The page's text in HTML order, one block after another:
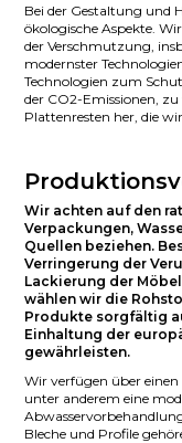
Bei der Gestaltung und
ökologische Aspekte.
der Verschmutzung,
modernster
Technologien zum
der CO2-Emissionen,
Plattenresten her, die
Wir achten auf den
Verpackungen,
Quellen beziehen.
Verringerung der
Lackierung der
wählen wir die
Produkte sorgfältig
Einhaltung der
gewährleisten.
Wir verfügen über
unter anderem eine
Bleche und Profile